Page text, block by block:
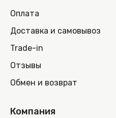
Оплата
Доставка и самовывоз
Trade-in
Отзывы
Обмен и возврат
Компания